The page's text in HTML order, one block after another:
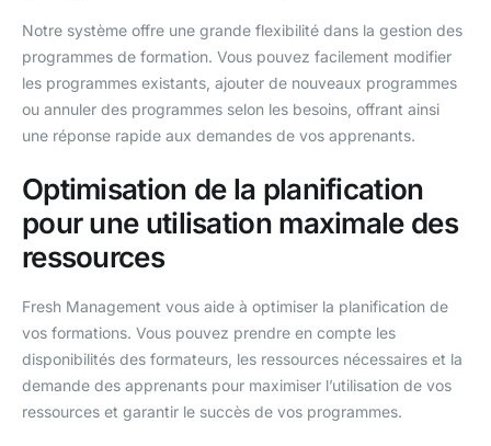
Notre système offre une grande flexibilité dans la gestion des
programmes de formation. Vous pouvez facilement modifier
les programmes existants, ajouter de nouveaux programmes
ou annuler des programmes selon les besoins, offrant ainsi
une réponse rapide aux demandes de vos apprenants.
Optimisation de la planification
pour une utilisation maximale des
ressources
Fresh Management vous aide à optimiser la planification de
vos formations. Vous pouvez prendre en compte les
disponibilités des formateurs, les ressources nécessaires et la
demande des apprenants pour maximiser l’utilisation de vos
ressources et garantir le succès de vos programmes.